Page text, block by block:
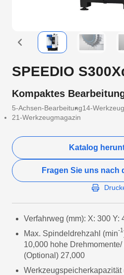
SPEEDIO
Kompaktes
5-Achsen-Bearbeitung14-
21-Werkzeugmagazin
Katalog
Fragen Sie uns nach
Verfahrweg (mm): X: 300 Y:
Max. Spindeldrehzahl (min-1
10,000 hohe
(Optional) 27,000
Werkzeugspeicherkapazität